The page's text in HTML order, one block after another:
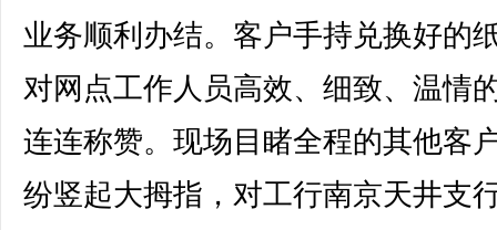
业务顺利办结。客户手持兑换好的
对网点工作人员高效、细致、温情
连连称赞。现场目睹全程的其他客
纷竖起大拇指，对工行南京天井支